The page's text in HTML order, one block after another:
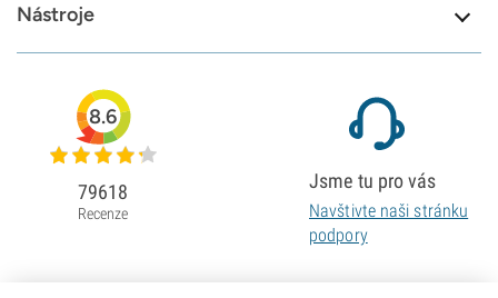
Nástroje
8.6
79618
Recenze
Jsme tu pro vás
Navštivte naši stránku
podpory